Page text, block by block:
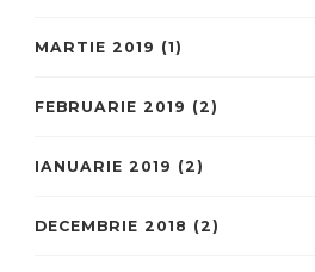
MARTIE 2019 (1)
FEBRUARIE 2019 (2)
IANUARIE 2019 (2)
DECEMBRIE 2018 (2)